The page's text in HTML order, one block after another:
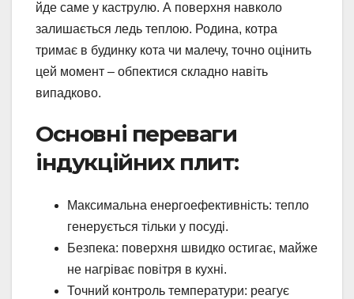
йде саме у каструлю. А поверхня навколо
залишається ледь теплою. Родина, котра
тримає в будинку кота чи малечу, точно оцінить
цей момент – обпектися складно навіть
випадково.
Основні переваги
індукційних плит:
Максимальна енергоефективність: тепло
генерується тільки у посуді.
Безпека: поверхня швидко остигає, майже
не нагріває повітря в кухні.
Точний контроль температури: реагує